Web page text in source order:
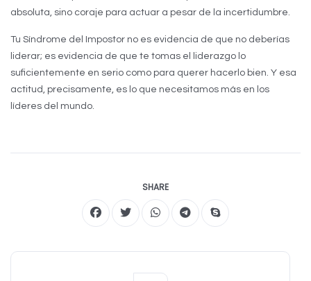
absoluta, sino coraje para actuar a pesar de la incertidumbre.
Tu Síndrome del Impostor no es evidencia de que no deberías
liderar; es evidencia de que te tomas el liderazgo lo
suficientemente en serio como para querer hacerlo bien. Y esa
actitud, precisamente, es lo que necesitamos más en los
líderes del mundo.
SHARE